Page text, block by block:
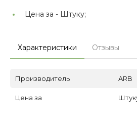
Цена за - Штуку;
Характеристики Отзывы
Производитель ARB
Цена за